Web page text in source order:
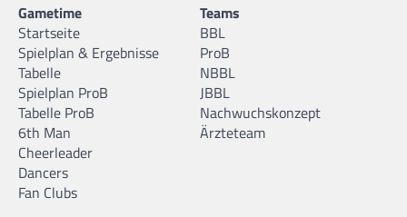
Gametime
Startseite
Spielplan & Ergebnisse
Tabelle
Spielplan ProB
Tabelle ProB
6th Man
Cheerleader
Dancers
Fan Clubs
Teams
BBL
ProB
NBBL
JBBL
Nachwuchskonzept
Ärzteteam